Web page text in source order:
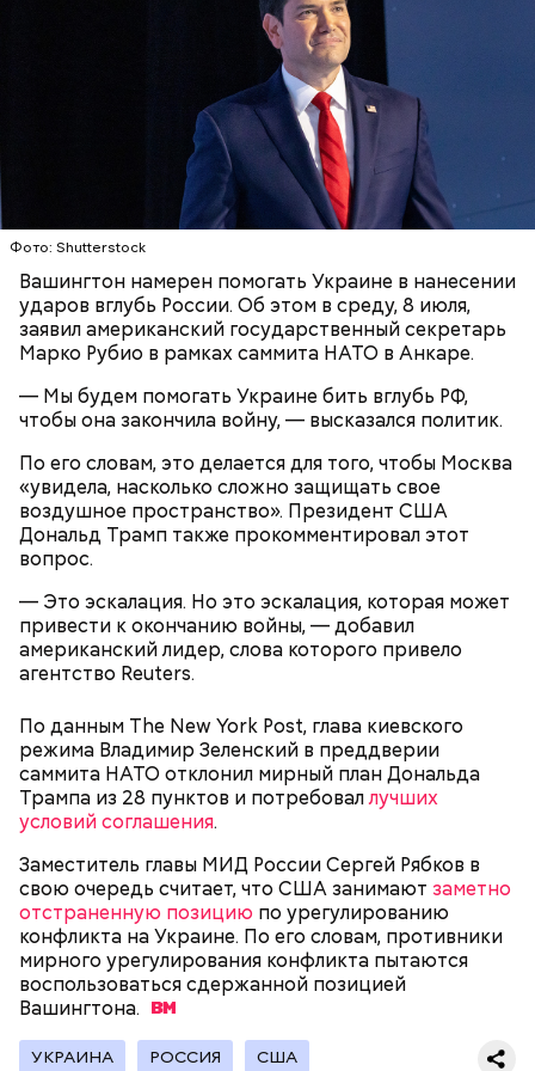
Фото: Shutterstock
Вашингтон намерен помогать Украине в нанесении
ударов вглубь России. Об этом в среду, 8 июля,
заявил американский государственный секретарь
Марко Рубио в рамках саммита НАТО в Анкаре.
— Мы будем помогать Украине бить вглубь РФ,
чтобы она закончила войну, — высказался политик.
По его словам, это делается для того, чтобы Москва
«увидела, насколько сложно защищать свое
воздушное пространство». Президент США
Дональд Трамп также прокомментировал этот
вопрос.
— Это эскалация. Но это эскалация, которая может
привести к окончанию войны, — добавил
американский лидер, слова которого привело
агентство Reuters.
По данным The New York Post, глава киевского
режима Владимир Зеленский в преддверии
саммита НАТО отклонил мирный план Дональда
Трампа из 28 пунктов и потребоваллучших
условий соглашения.
Заместитель главы МИД России Сергей Рябков в
свою очередь считает, что США занимают заметно
отстраненную позицию по урегулированию
конфликта на Украине. По его словам, противники
мирного урегулирования конфликта пытаются
воспользоваться сдержанной позицией
Вашингтона.
УКРАИНА РОССИЯ США
Остров Сокотра, Йемен
Главная особенность острова Сокотра —
драконовые деревья, которые растут только здесь.
Внешне они напоминают большие грибы, а
драконовыми их называют из-за красного цвета
смолы, которую местные жители сравнивают с
кровью дракона. Они же используют ее в
медицинских целях и красят ей ткань и волосы.
К тому же здесь водятся редкие виды животных и
других растений, которых в мире больше нигде не
встретить. На Сокотре также есть горы,
известняковое плато и прибрежные равнины,
которые дополняют «внеземную» атмосферу.
Он находился на посту менеджера, занимался
наймом персонала и продажей продуктов. В 2000
году Балмер сменил Билла Гейтса на посту
генерального директора. Им он оставался до 2014
года, после чего ушел с поста, но остался
держателем акций компании. Сейчас его состояние
оценивается в 126 миллиардов долларов.
Сергей Брин
Фото: World Economic Forum / CC BY-NC-SA 2.0